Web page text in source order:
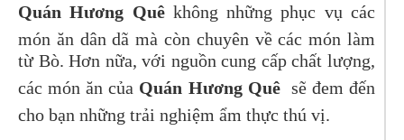
Quán Hương Quêkhông những phục vụ các
món ăn dân dã mà còn chuyên về các món làm
từ Bò. Hơn nữa, với nguồn cung cấp chất lượng,
các món ăn của Quán Hương Quê sẽ đem đến
cho bạn những trải nghiệm ẩm thực thú vị.